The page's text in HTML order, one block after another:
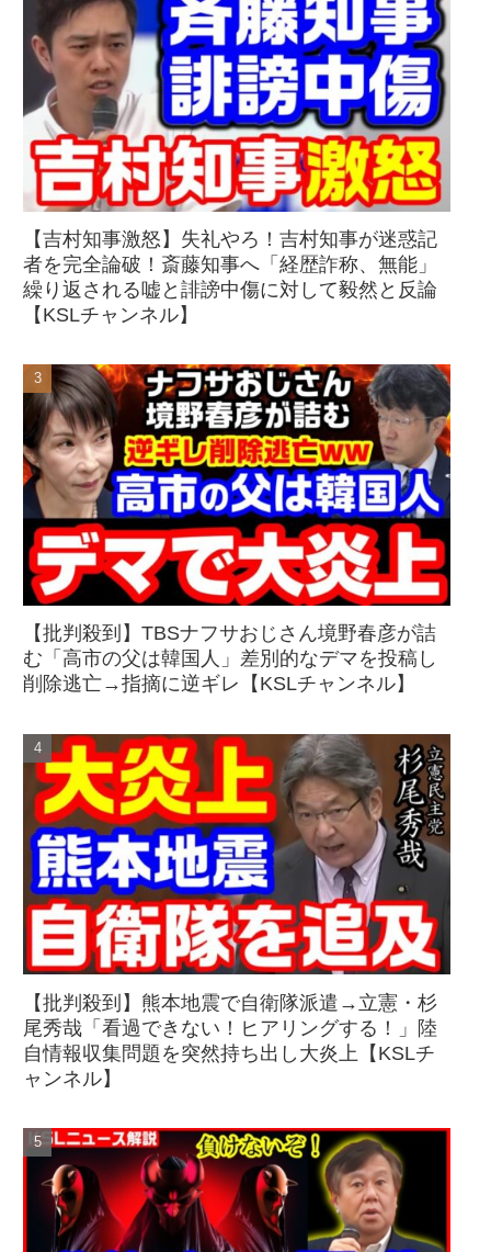
【吉村知事激怒】失礼やろ！吉村知事が迷惑記
者を完全論破！斎藤知事へ「経歴詐称、無能」
繰り返される嘘と誹謗中傷に対して毅然と反論
【KSLチャンネル】
【批判殺到】TBSナフサおじさん境野春彦が詰
む「高市の父は韓国人」差別的なデマを投稿し
削除逃亡→指摘に逆ギレ【KSLチャンネル】
【批判殺到】熊本地震で自衛隊派遣→立憲・杉
尾秀哉「看過できない！ヒアリングする！」陸
自情報収集問題を突然持ち出し大炎上【KSLチ
ャンネル】